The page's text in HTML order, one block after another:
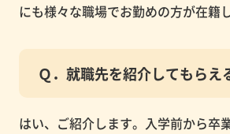
にも様々な職場でお勤めの方が在籍
Ｑ．就職先を紹介してもらえ
はい、ご紹介します。入学前から卒